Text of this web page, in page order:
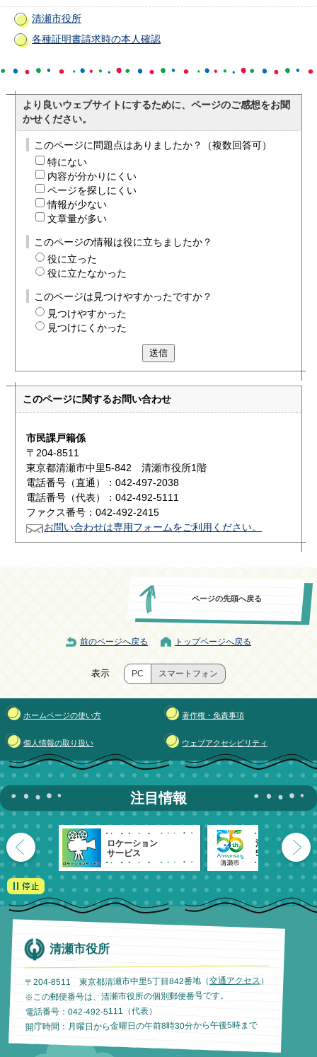
清瀬市役所
各種証明書請求時の本人確認
より良いウェブサイトにするために、ページのご感想をお聞
かせください。
このページに問題点はありましたか？（複数回答可）
特にない
内容が分かりにくい
ページを探しにくい
情報が少ない
文章量が多い
このページの情報は役に立ちましたか？
役に立った
役に立たなかった
このページは見つけやすかったですか？
見つけやすかった
見つけにくかった
送信
このページに関するお問い合わせ
市民課戸籍係
〒204-8511
東京都清瀬市中里5-842 清瀬市役所1階
電話番号（直通）：042-497-2038
電話番号（代表）：042-492-5111
ファクス番号：042-492-2415
お問い合わせは専用フォームをご利用ください。
ページの先頭へ戻る
前のページへ戻る トップページへ戻る
表示 PC スマートフォン
ホームページの使い方 著作権・免責事項
個人情報の取り扱い ウェブアクセシビリティ
注目情報
ロケーション
サービス
清瀬市
55周年記念
清瀬市役所
〒204-8511 東京都清瀬市中里5丁目842番地（交通アクセス ）
※この郵便番号は、清瀬市役所の個別郵便番号です。
電話番号：042-492-5111（代表）
開庁時間：月曜日から金曜日の午前8時30分から午後5時まで